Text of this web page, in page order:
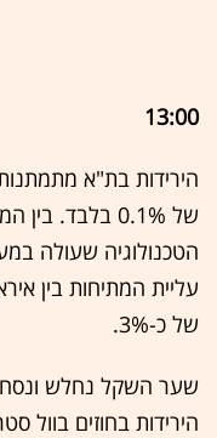
13:00
של 0.1% בלבד.
עליית המתיחות בין
של כ-3%.
הירידות בחוזים בוול